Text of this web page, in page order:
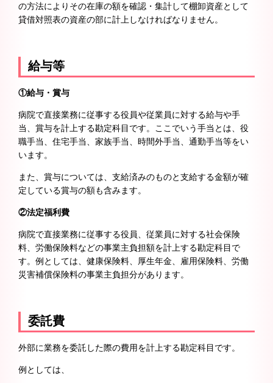
の方法によりその在庫の額を確認・集計して棚卸資産として
貸借対照表の資産の部に計上しなければなりません。
給与等
①給与・賞与
病院で直接業務に従事する役員や従業員に対する給与や手
当、賞与を計上する勘定科目です。ここでいう手当とは、役
職手当、住宅手当、家族手当、時間外手当、通勤手当等をい
います。
また、賞与については、支給済みのものと支給する金額が確
定している賞与の額も含みます。
②法定福利費
病院で直接業務に従事する役員、従業員に対する社会保険
料、労働保険料などの事業主負担額を計上する勘定科目で
す。例としては、健康保険料、厚生年金、雇用保険料、労働
災害補償保険料の事業主負担分があります。
委託費
外部に業務を委託した際の費用を計上する勘定科目です。
例としては、